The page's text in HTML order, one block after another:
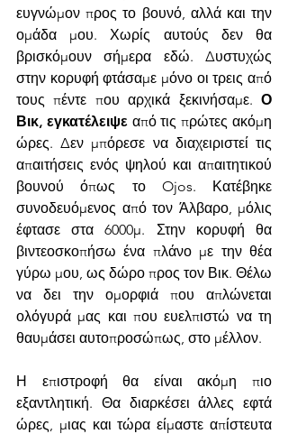
ευγνώμον προς το βουνό, αλλά και την
ομάδα μου. Χωρίς αυτούς δεν θα
βρισκόμουν σήμερα εδώ. Δυστυχώς
στην κορυφή φτάσαμε μόνο οι τρεις από
τους πέντε που αρχικά ξεκινήσαμε. Ο
Βικ, εγκατέλειψε από τις πρώτες ακόμη
ώρες. Δεν μπόρεσε να διαχειριστεί τις
απαιτήσεις ενός ψηλού και απαιτητικού
βουνού όπως το Ojos. Κατέβηκε
συνοδευόμενος από τον Άλβαρο, μόλις
έφτασε στα 6000μ. Στην κορυφή θα
βιντεοσκοπήσω ένα πλάνο με την θέα
γύρω μου, ως δώρο προς τον Βικ. Θέλω
να δει την ομορφιά που απλώνεται
ολόγυρά μας και που ευελπιστώ να τη
θαυμάσει αυτοπροσώπως, στο μέλλον.
Η επιστροφή θα είναι ακόμη πιο
εξαντλητική. Θα διαρκέσει άλλες εφτά
ώρες, μιας και τώρα είμαστε απίστευτα